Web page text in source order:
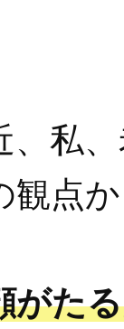
、私
観点
がた